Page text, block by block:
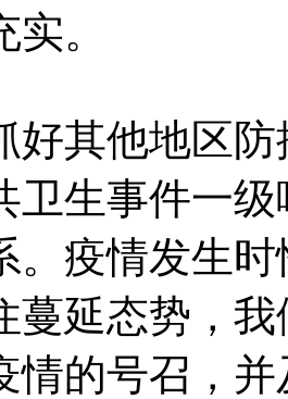
。
好其他地区
卫生事件一
。疫情发生
蔓延态势，
情的号召，